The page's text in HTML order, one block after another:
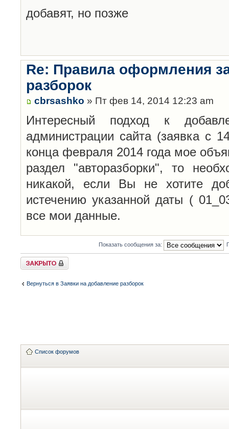
добавят, но позже
Re: Правила оформления
разборок
cbrsashko » Пт фев 14, 2014 12:23 am
Интересный подход к
администрации сайта (заявка с
конца февраля 2014 года мое
раздел "авторазборки", то
никакой, если Вы не хотите
истечению указанной даты (
все мои данные.
Показать сообщения за:
Закрыто
Вернуться в Заявки на добавление разборок
Список форумов